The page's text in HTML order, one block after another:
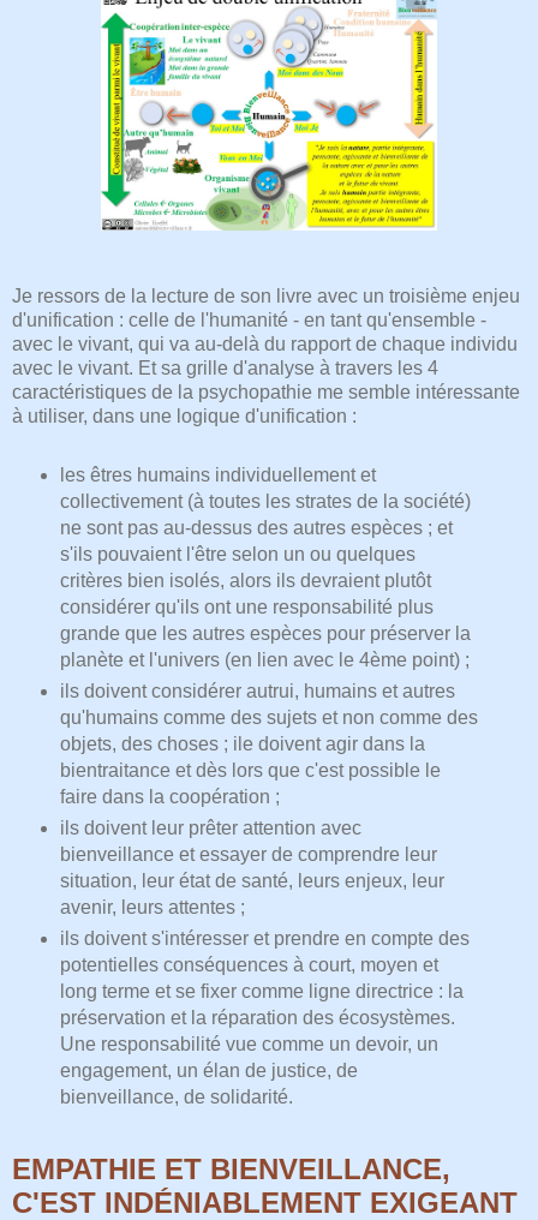
Je ressors de la lecture de son livre avec un troisième enjeu
d'unification : celle de l'humanité - en tant qu'ensemble -
avec le vivant, qui va au-delà du rapport de chaque individu
avec le vivant. Et sa grille d'analyse à travers les 4
caractéristiques de la psychopathie me semble intéressante
à utiliser, dans une logique d'unification :
les êtres humains individuellement et
collectivement (à toutes les strates de la société)
ne sont pas au-dessus des autres espèces ; et
s'ils pouvaient l'être selon un ou quelques
critères bien isolés, alors ils devraient plutôt
considérer qu'ils ont une responsabilité plus
grande que les autres espèces pour préserver la
planète et l'univers (en lien avec le 4ème point) ;
ils doivent considérer autrui, humains et autres
qu'humains comme des sujets et non comme des
objets, des choses ; ile doivent agir dans la
bientraitance et dès lors que c'est possible le
faire dans la coopération ;
ils doivent leur prêter attention avec
bienveillance et essayer de comprendre leur
situation, leur état de santé, leurs enjeux, leur
avenir, leurs attentes ;
ils doivent s'intéresser et prendre en compte des
potentielles conséquences à court, moyen et
long terme et se fixer comme ligne directrice : la
préservation et la réparation des écosystèmes.
Une responsabilité vue comme un devoir, un
engagement, un élan de justice, de
bienveillance, de solidarité.
EMPATHIE ET BIENVEILLANCE,
C'EST INDÉNIABLEMENT EXIGEANT